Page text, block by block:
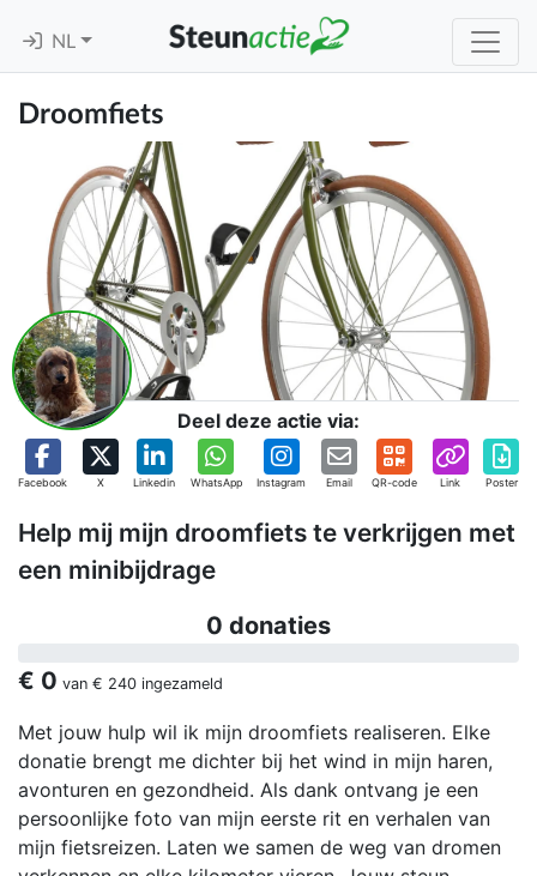
NL
Droomfiets
Deel deze actie via:
Facebook X Linkedin WhatsApp Instagram Email QR-code Link Poster
Help mij mijn droomfiets te verkrijgen met
een minibijdrage
0 donaties
€ 0 van € 240 ingezameld
Met jouw hulp wil ik mijn droomfiets realiseren. Elke
donatie brengt me dichter bij het wind in mijn haren,
avonturen en gezondheid. Als dank ontvang je een
persoonlijke foto van mijn eerste rit en verhalen van
mijn fietsreizen. Laten we samen de weg van dromen